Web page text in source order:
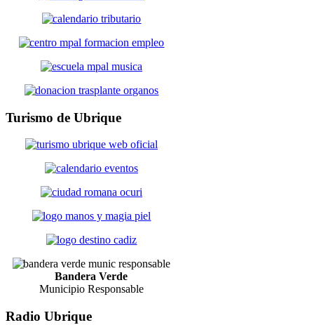
Turismo de Ubrique
Bandera Verde
Municipio Responsable
Radio Ubrique